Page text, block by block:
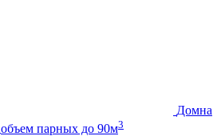
Домна
объем парных до 90м3